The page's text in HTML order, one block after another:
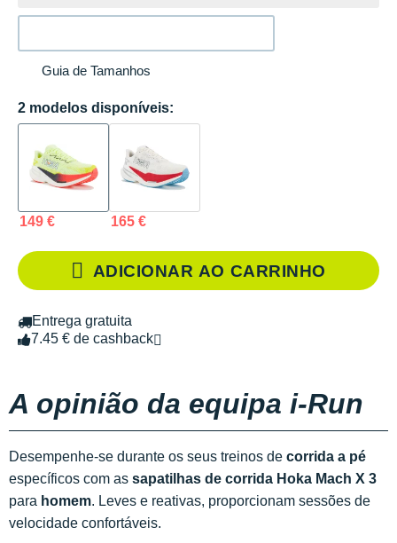
Guia de Tamanhos
2 modelos disponíveis:
149 € 165 €
ADICIONAR AO CARRINHO
Entrega gratuita
7.45 € de cashback
A opinião da equipa i-Run
Desempenhe-se durante os seus treinos de corrida a pé
específicos com as sapatilhas de corrida Hoka Mach X 3
para homem. Leves e reativas, proporcionam sessões de
velocidade confortáveis.